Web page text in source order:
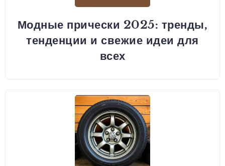
Модные прически 2025: тренды,
тенденции и свежие идеи для
всех